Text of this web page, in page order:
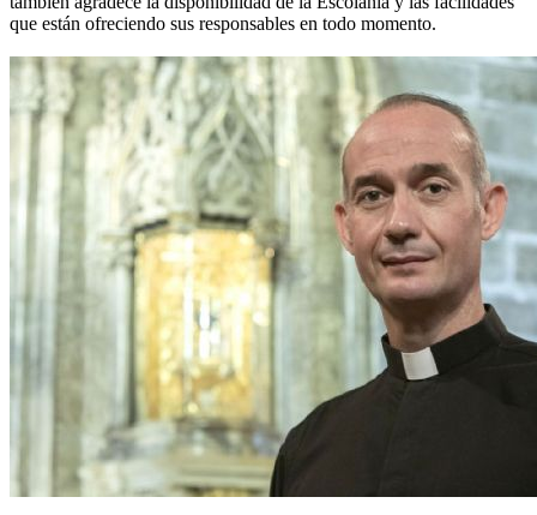
que están ofreciendo sus responsables en todo momento.